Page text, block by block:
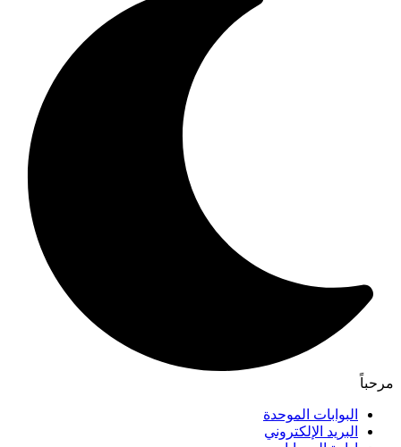
مرحباً
البوابات الموحدة
البريد الإلكتروني